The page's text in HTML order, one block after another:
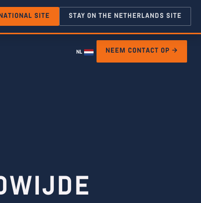
SITE STAY ON THE NETHERLANDS SITE
NL NEEM CONTACT OP →